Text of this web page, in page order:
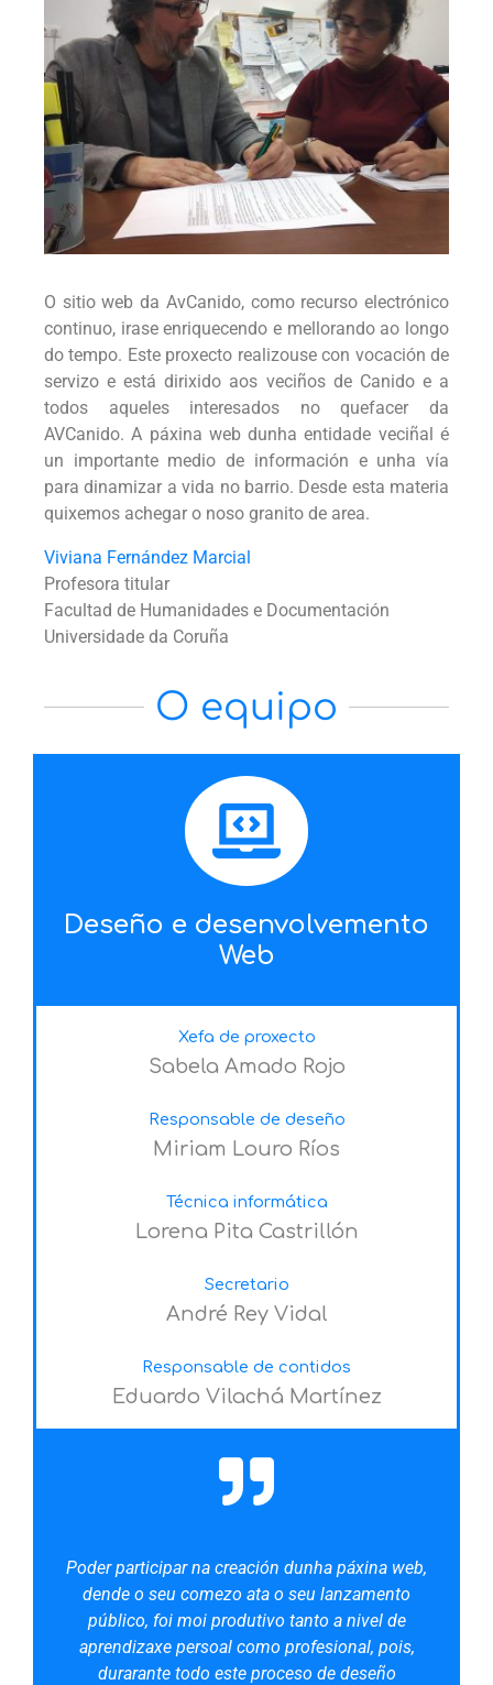
O sitio web da AvCanido, como recurso electrónico
continuo, irase enriquecendo e mellorando ao longo
do tempo. Este proxecto realizouse con vocación de
servizo e está dirixido aos veciños de Canido e a
todos aqueles interesados no quefacer da
AVCanido. A páxina web dunha entidade veciñal é
un importante medio de información e unha vía
para dinamizar a vida no barrio. Desde esta materia
quixemos achegar o noso granito de area.
Viviana Fernández Marcial
Profesora titular
Facultad de Humanidades e Documentación
Universidade da Coruña
O equipo​
Deseño e desenvolvemento
Web
Xefa de proxecto
Sabela Amado Rojo
Responsable de deseño
Miriam Louro Ríos
Técnica informática
Lorena Pita Castrillón
Secretario
André Rey Vidal
Responsable de contidos
Eduardo Vilachá Martínez
Poder participar na creación dunha páxina web,
dende o seu comezo ata o seu lanzamento
público, foi moi produtivo tanto a nivel de
aprendizaxe persoal como profesional, pois,
durarante todo este proceso de deseño